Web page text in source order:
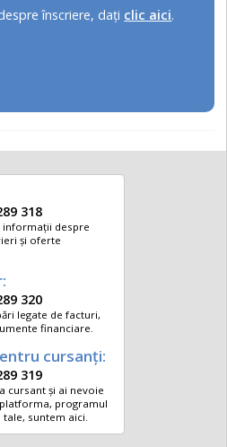
înscriere, daţi clic aici.
318
informații despre
și oferte
320
legate de facturi,
financiare.
cursanți:
319
cursant și ai nevoie
programul
suntem aici.